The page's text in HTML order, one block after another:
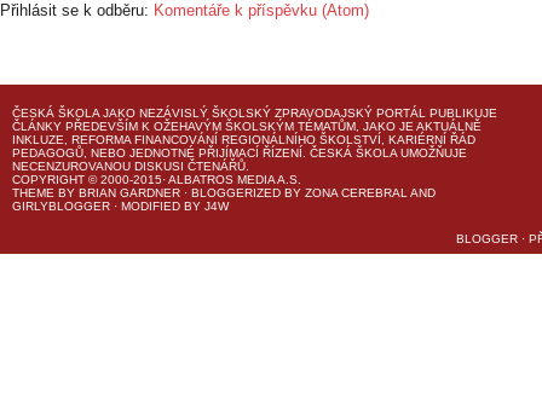
Přihlásit se k odběru: Komentáře k příspěvku (Atom)
ČESKÁ ŠKOLA JAKO NEZÁVISLÝ ŠKOLSKÝ ZPRAVODAJSKÝ PORTÁL PUBLIKUJE
ČLÁNKY PŘEDEVŠÍM K OŽEHAVÝM ŠKOLSKÝM TÉMATŮM, JAKO JE AKTUÁLNĚ
INKLUZE, REFORMA FINANCOVÁNÍ REGIONÁLNÍHO ŠKOLSTVÍ, KARIÉRNÍ ŘÁD
PEDAGOGŮ, NEBO JEDNOTNÉ PŘIJÍMACÍ ŘÍZENÍ. ČESKÁ ŠKOLA UMOŽŇUJE
NECENZUROVANOU DISKUSI ČTENÁŘŮ.
COPYRIGHT © 2000-2015· ALBATROS MEDIA A.S.
THEME BY BRIAN GARDNER · BLOGGERIZED BY ZONA CEREBRAL AND
GIRLYBLOGGER · MODIFIED BY J4W
BLOGGER ·